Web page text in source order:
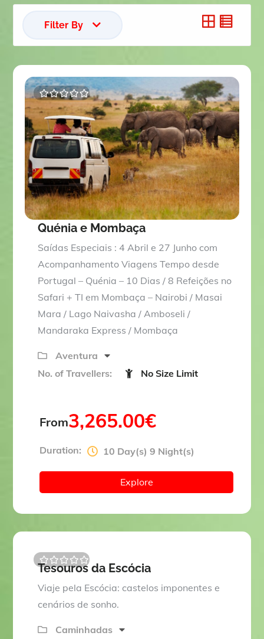
Filter By
o
t
o
Quénia e Mombaça
Saídas Especiais : 4 Abril e 27 Junho com
Acompanhamento Viagens Tempo desde
Portugal – Quénia – 10 Dias / 8 Refeições no
Safari + TI em Mombaça – Nairobi / Masai
Mara / Lago Naivasha / Amboseli /
Mandaraka Express / Mombaça
Aventura
No. of Travellers:
No Size Limit
From3,265.00€
Duration: 10 Day(s) 9 Night(s)
Explore
0
u
o
5
Tesouros da Escócia
Viaje pela Escócia: castelos imponentes e
cenários de sonho.
Caminhadas